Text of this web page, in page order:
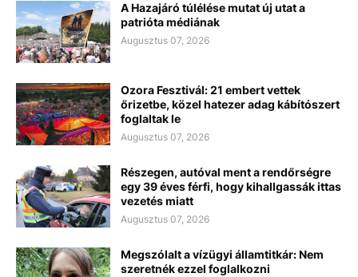
A Hazajáró túlélése mutat új utat a
patrióta médiának
Augusztus 07, 2026
Ozora Fesztivál: 21 embert vettek
őrizetbe, közel hatezer adag kábítószert
foglaltak le
Augusztus 07, 2026
Részegen, autóval ment a rendőrségre
egy 39 éves férfi, hogy kihallgassák ittas
vezetés miatt
Augusztus 07, 2026
Megszólalt a vízügyi államtitkár: Nem
szeretnék ezzel foglalkozni